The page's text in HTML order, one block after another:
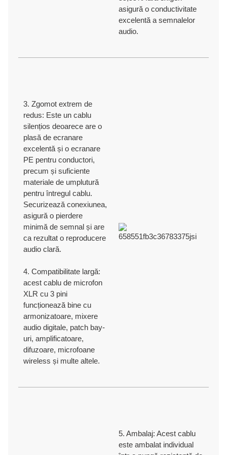
asigură o conductivitate
excelentă a semnalelor
audio.
3. Zgomot extrem de
redus: Este un cablu
silențios deoarece are o
plasă de ecranare
excelentă și o ecranare
PE pentru conductori,
precum și suficiente
materiale de umplutură
pentru întregul cablu.
Securizează conexiunea,
asigură o pierdere
minimă de semnal și are
ca rezultat o reproducere
audio clară.
4. Compatibilitate largă:
acest cablu de microfon
XLR cu 3 pini
funcționează bine cu
armonizatoare, mixere
audio digitale, patch bay-
uri, amplificatoare,
difuzoare, microfoane
wireless și multe altele.
5. Ambalaj: Acest cablu
este ambalat individual
Avem procese eficiente de expediere și livrare pentru a asigura livrarea
Oferim asistență tehnică profesională cu peste 30 de ani de experiență
în producție și inovare OEM/ODM.
CERTIFICATE
ISO9001/ ISO9002/RoHS /CE/REACH/Propunerea 65 din California.